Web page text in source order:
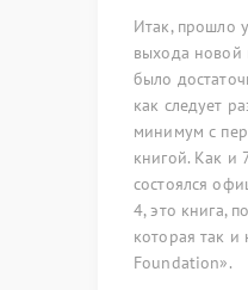
Итак, прошло
выхода новой
было
как следует
минимум с
книгой. Как и
состоялся
4, это книга,
которая так и
Foundation».